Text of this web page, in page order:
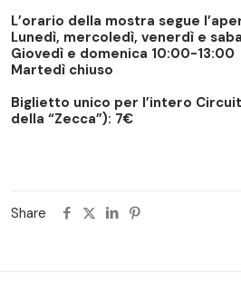
L’orario della mostra segue
Lunedì, mercoledì, venerdì e
Giovedì e domenica 10:00-13:00
Martedì chiuso
Biglietto unico per l’intero
della “Zecca”): 7€
Share